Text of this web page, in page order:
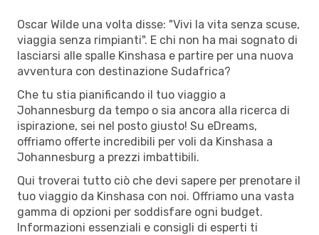
Oscar Wilde una volta disse: "Vivi la vita senza scuse,
viaggia senza rimpianti". E chi non ha mai sognato di
lasciarsi alle spalle Kinshasa e partire per una nuova
avventura con destinazione Sudafrica?
Che tu stia pianificando il tuo viaggio a
Johannesburg da tempo o sia ancora alla ricerca di
ispirazione, sei nel posto giusto! Su eDreams,
offriamo offerte incredibili per voli da Kinshasa a
Johannesburg a prezzi imbattibili.
Qui troverai tutto ciò che devi sapere per prenotare il
tuo viaggio da Kinshasa con noi. Offriamo una vasta
gamma di opzioni per soddisfare ogni budget.
Informazioni essenziali e consigli di esperti ti